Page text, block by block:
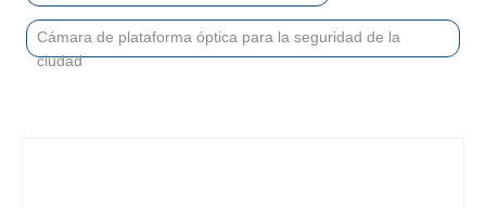
Cámara de plataforma óptica para la seguridad de la
ciudad